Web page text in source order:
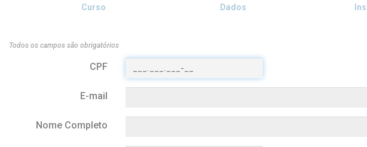
Curso Dados
Todos os campos são obrigatórios
CPF
E-mail
Nome Completo